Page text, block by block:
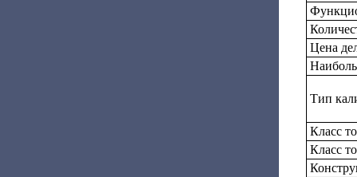
Цена
Тип
Класс
Класс